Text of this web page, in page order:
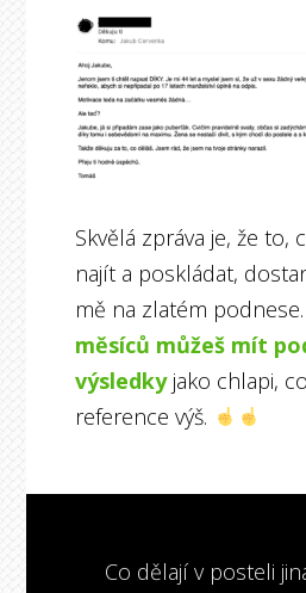
Skvělá zpráva je, že to,
najít a poskládat,
mě na zlatém
měsíců můžeš mít
výsledkyjako chlapi,
reference výš.
Co dělají v posteli